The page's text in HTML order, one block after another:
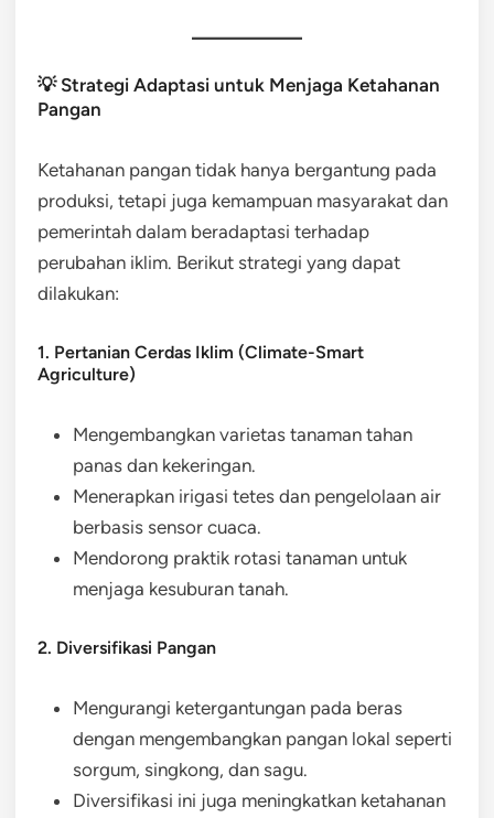
💡 Strategi Adaptasi untuk Menjaga Ketahanan
Pangan
Ketahanan pangan tidak hanya bergantung pada
produksi, tetapi juga kemampuan masyarakat dan
pemerintah dalam beradaptasi terhadap
perubahan iklim. Berikut strategi yang dapat
dilakukan:
1. Pertanian Cerdas Iklim (Climate-Smart
Agriculture)
Mengembangkan varietas tanaman tahan
panas dan kekeringan.
Menerapkan irigasi tetes dan pengelolaan air
berbasis sensor cuaca.
Mendorong praktik rotasi tanaman untuk
menjaga kesuburan tanah.
2. Diversifikasi Pangan
Mengurangi ketergantungan pada beras
dengan mengembangkan pangan lokal seperti
sorgum, singkong, dan sagu.
Diversifikasi ini juga meningkatkan ketahanan